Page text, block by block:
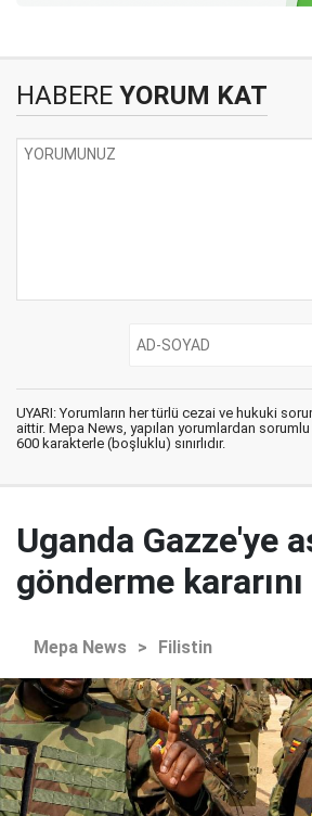
HABERE YORUM KAT
UYARI: Yorumların her türlü cezai ve hukuki
aittir. Mepa News, yapılan yorumlardan
600 karakterle (boşluklu) sınırlıdır.
Uganda Gazze'ye
gönderme kararını
Mepa News > Filistin